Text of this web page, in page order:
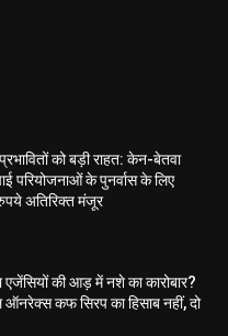
को बड़ी राहत: केन-बेतवा
परियोजनाओं के पुनर्वास के लिए
अतिरिक्त मंजूर
की आड़ में नशे का कारोबार?
कफ सिरप का हिसाब नहीं, दो